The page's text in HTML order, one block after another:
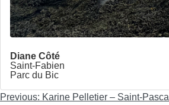
Diane Côté
Saint-Fabien
Parc du Bic
Navigation
Previous: Karine Pelletier – Saint-Pascal